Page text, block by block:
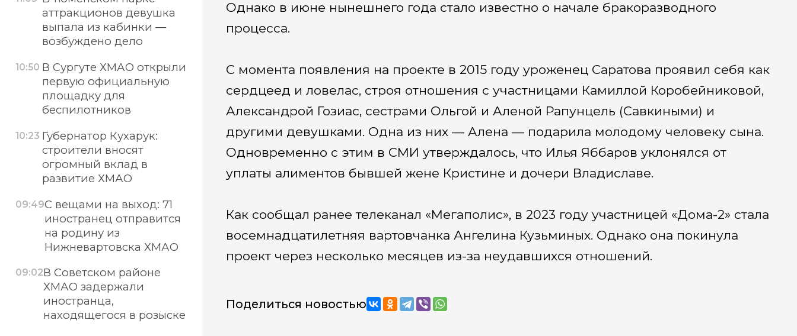
Однако в июне нынешнего года стало известно о начале бракоразводного
процесса.
С момента появления на проекте в 2015 году уроженец Саратова проявил себя как
сердцеед и ловелас, строя отношения с участницами Камиллой Коробейниковой,
Александрой Гозиас, сестрами Ольгой и Аленой Рапунцель (Савкиными) и
другими девушками. Одна из них — Алена — подарила молодому человеку сына.
Одновременно с этим в СМИ утверждалось, что Илья Яббаров уклонялся от
уплаты алиментов бывшей жене Кристине и дочери Владиславе.
Как сообщал ранее телеканал «Мегаполис», в 2023 году участницей «Дома-2» стала
восемнадцатилетняя вартовчанка Ангелина Кузьминых. Однако она покинула
проект через несколько месяцев из-за неудавшихся отношений.
Поделиться новостью
аттракционов девушка
выпала из кабинки —
возбуждено дело
10:50 В Сургуте ХМАО открыли
первую официальную
площадку для
беспилотников
10:23 Губернатор Кухарук:
строители вносят
огромный вклад в
развитие ХМАО
09:49С вещами на выход: 71
иностранец отправится
на родину из
Нижневартовска ХМАО
09:02В Советском районе
ХМАО задержали
иностранца,
находящегося в розыске